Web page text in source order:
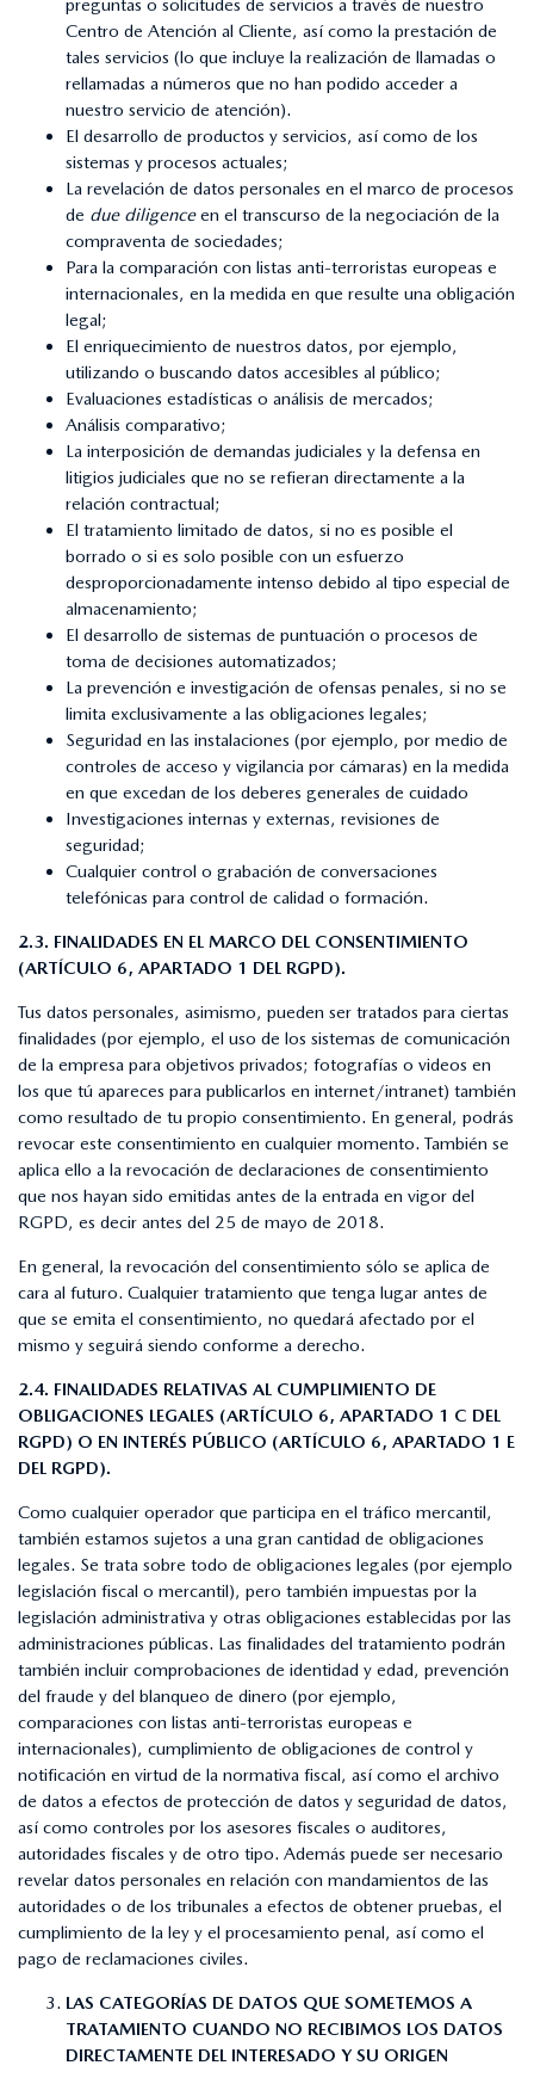
Centro de Atención al Cliente, así como la prestación de
tales servicios (lo que incluye la realización de llamadas o
rellamadas a números que no han podido acceder a
nuestro servicio de atención).
El desarrollo de productos y servicios, así como de los
sistemas y procesos actuales;
La revelación de datos personales en el marco de procesos
de due diligenceen el transcurso de la negociación de la
compraventa de sociedades;
Para la comparación con listas anti-terroristas europeas e
internacionales, en la medida en que resulte una obligación
legal;
El enriquecimiento de nuestros datos, por ejemplo,
utilizando o buscando datos accesibles al público;
Evaluaciones estadísticas o análisis de mercados;
Análisis comparativo;
La interposición de demandas judiciales y la defensa en
litigios judiciales que no se refieran directamente a la
relación contractual;
El tratamiento limitado de datos, si no es posible el
borrado o si es solo posible con un esfuerzo
desproporcionadamente intenso debido al tipo especial de
almacenamiento;
El desarrollo de sistemas de puntuación o procesos de
toma de decisiones automatizados;
La prevención e investigación de ofensas penales, si no se
limita exclusivamente a las obligaciones legales;
Seguridad en las instalaciones (por ejemplo, por medio de
controles de acceso y vigilancia por cámaras) en la medida
en que excedan de los deberes generales de cuidado
Investigaciones internas y externas, revisiones de
seguridad;
Cualquier control o grabación de conversaciones
telefónicas para control de calidad o formación.
2.3. FINALIDADES EN EL MARCO DEL CONSENTIMIENTO
(ARTÍCULO 6, APARTADO 1 DEL RGPD).
Tus datos personales, asimismo, pueden ser tratados para ciertas
finalidades (por ejemplo, el uso de los sistemas de comunicación
de la empresa para objetivos privados; fotografías o videos en
los que tú apareces para publicarlos en internet/intranet) también
como resultado de tu propio consentimiento. En general, podrás
revocar este consentimiento en cualquier momento. También se
aplica ello a la revocación de declaraciones de consentimiento
que nos hayan sido emitidas antes de la entrada en vigor del
RGPD, es decir antes del 25 de mayo de 2018.
En general, la revocación del consentimiento sólo se aplica de
cara al futuro. Cualquier tratamiento que tenga lugar antes de
que se emita el consentimiento, no quedará afectado por el
mismo y seguirá siendo conforme a derecho.
2.4. FINALIDADES RELATIVAS AL CUMPLIMIENTO DE
OBLIGACIONES LEGALES (ARTÍCULO 6, APARTADO 1 C DEL
RGPD) O EN INTERÉS PÚBLICO (ARTÍCULO 6, APARTADO 1 E
DEL RGPD).
Como cualquier operador que participa en el tráfico mercantil,
también estamos sujetos a una gran cantidad de obligaciones
legales. Se trata sobre todo de obligaciones legales (por ejemplo
legislación fiscal o mercantil), pero también impuestas por la
legislación administrativa y otras obligaciones establecidas por las
administraciones públicas. Las finalidades del tratamiento podrán
también incluir comprobaciones de identidad y edad, prevención
del fraude y del blanqueo de dinero (por ejemplo,
comparaciones con listas anti-terroristas europeas e
internacionales), cumplimiento de obligaciones de control y
notificación en virtud de la normativa fiscal, así como el archivo
de datos a efectos de protección de datos y seguridad de datos,
así como controles por los asesores fiscales o auditores,
autoridades fiscales y de otro tipo. Además puede ser necesario
revelar datos personales en relación con mandamientos de las
autoridades o de los tribunales a efectos de obtener pruebas, el
cumplimiento de la ley y el procesamiento penal, así como el
pago de reclamaciones civiles.
LAS CATEGORÍAS DE DATOS QUE SOMETEMOS A
TRATAMIENTO CUANDO NO RECIBIMOS LOS DATOS
DIRECTAMENTE DEL INTERESADO Y SU ORIGEN